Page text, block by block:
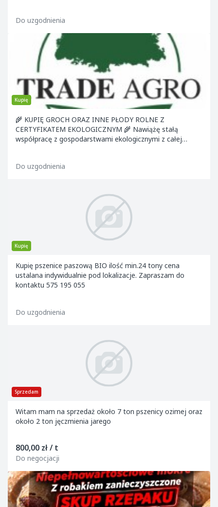
Do uzgodnienia
Kupię
🌾 KUPIĘ GROCH ORAZ INNE PŁODY ROLNE Z
CERTYFIKATEM EKOLOGICZNYM 🌾 Nawiążę stałą
współpracę z gospodarstwami ekologicznymi z całej
Do uzgodnienia
Kupię
Kupię pszenice paszową BIO ilość min.24 tony cena
ustalana indywidualnie pod lokalizacje. Zapraszam do
kontaktu 575 195 055
Do uzgodnienia
Sprzedam
Witam mam na sprzedaż około 7 ton pszenicy ozimej oraz
około 2 ton jęczmienia jarego
800,00 zł / t
Do negocjacji